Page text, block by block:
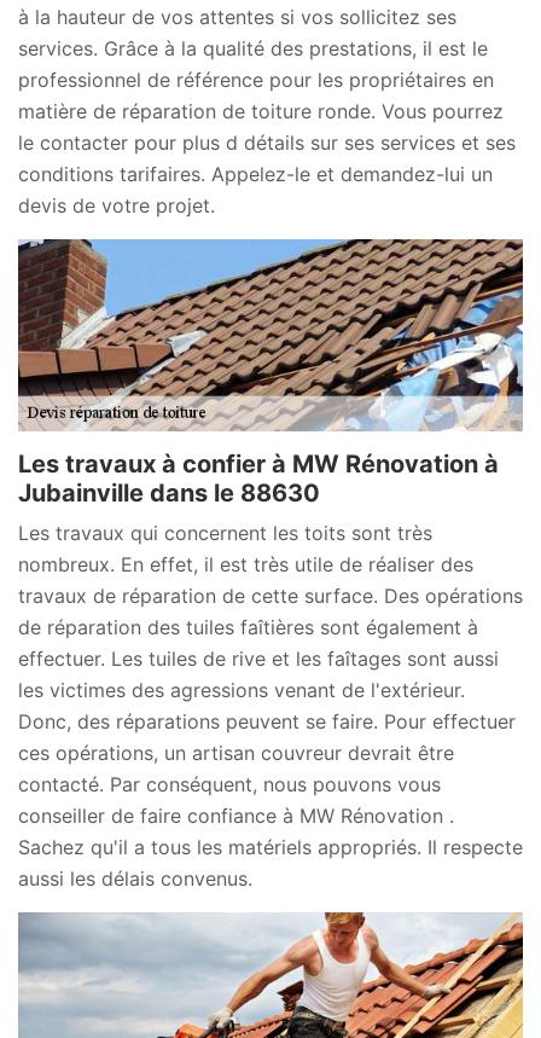
à la hauteur de vos attentes si vos sollicitez ses
services. Grâce à la qualité des prestations, il est le
professionnel de référence pour les propriétaires en
matière de réparation de toiture ronde. Vous pourrez
le contacter pour plus d détails sur ses services et ses
conditions tarifaires. Appelez-le et demandez-lui un
devis de votre projet.
Les travaux à confier à MW Rénovation à
Jubainville dans le 88630
Les travaux qui concernent les toits sont très
nombreux. En effet, il est très utile de réaliser des
travaux de réparation de cette surface. Des opérations
de réparation des tuiles faîtières sont également à
effectuer. Les tuiles de rive et les faîtages sont aussi
les victimes des agressions venant de l'extérieur.
Donc, des réparations peuvent se faire. Pour effectuer
ces opérations, un artisan couvreur devrait être
contacté. Par conséquent, nous pouvons vous
conseiller de faire confiance à MW Rénovation .
Sachez qu'il a tous les matériels appropriés. Il respecte
aussi les délais convenus.